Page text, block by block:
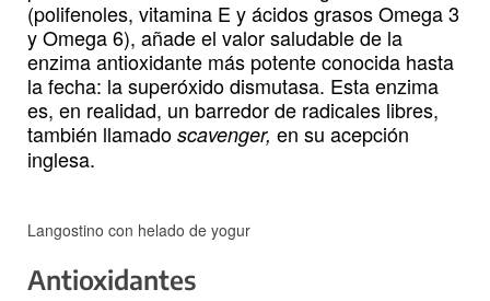
(polifenoles, vitamina E y ácidos grasos Omega 3
y Omega 6), añade el valor saludable de la
enzima antioxidante más potente conocida hasta
la fecha: la superóxido dismutasa. Esta enzima
es, en realidad, un barredor de radicales libres,
también llamado scavenger, en su acepción
inglesa.
Langostino con helado de yogur
Antioxidantes